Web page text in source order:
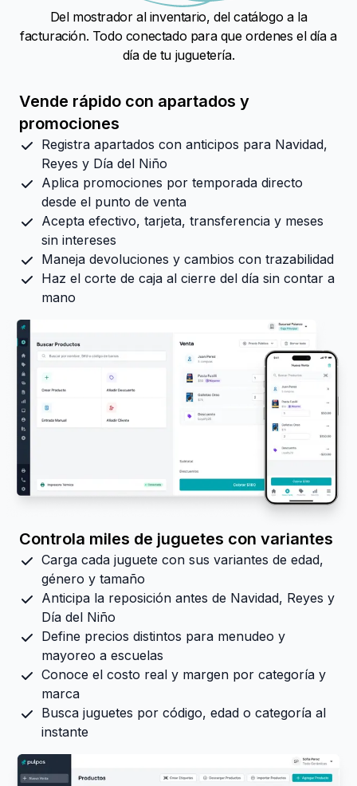
Del mostrador al inventario, del catálogo a la
facturación. Todo conectado para que ordenes el día a
día de tu juguetería.
Vende rápido con apartados y
promociones
Registra apartados con anticipos para Navidad,
Reyes y Día del Niño
Aplica promociones por temporada directo
desde el punto de venta
Acepta efectivo, tarjeta, transferencia y meses
sin intereses
Maneja devoluciones y cambios con trazabilidad
Haz el corte de caja al cierre del día sin contar a
mano
Controla miles de juguetes con variantes
Carga cada juguete con sus variantes de edad,
género y tamaño
Anticipa la reposición antes de Navidad, Reyes y
Día del Niño
Define precios distintos para menudeo y
mayoreo a escuelas
Conoce el costo real y margen por categoría y
marca
Busca juguetes por código, edad o categoría al
instante